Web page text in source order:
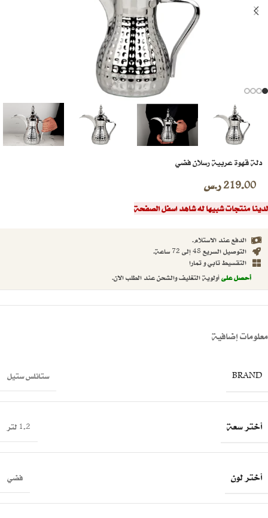
دلة قهوة عربية رسلان فضي
219.00ر.س
لدينا منتجات شبيها له شاهد اسفل الصفحة
الدفع عند الاستلام.
التوصيل السريع 48 إلى 72 ساعة.
التقسيط تابي و تمارا
أحصل علىأولوية التغليف والشحن عند الطلب الان.
معلومات إضافية
BRAND ستانلس ستيل
أختر سعة 1.2 لتر
أختر لون فضي